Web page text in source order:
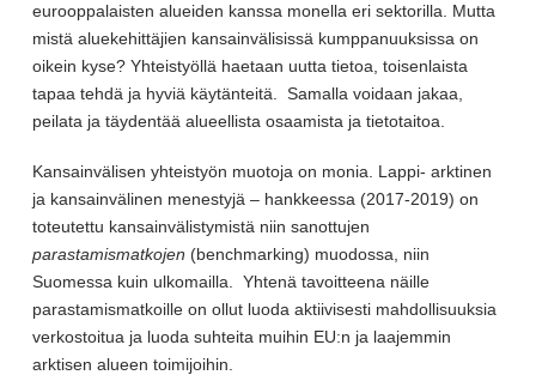
eurooppalaisten alueiden kanssa monella eri sektorilla. Mutta
mistä aluekehittäjien kansainvälisissä kumppanuuksissa on
oikein kyse? Yhteistyöllä haetaan uutta tietoa, toisenlaista
tapaa tehdä ja hyviä käytänteitä. Samalla voidaan jakaa,
peilata ja täydentää alueellista osaamista ja tietotaitoa.
Kansainvälisen yhteistyön muotoja on monia. Lappi- arktinen
ja kansainvälinen menestyjä – hankkeessa (2017-2019) on
toteutettu kansainvälistymistä niin sanottujen
parastamismatkojen (benchmarking) muodossa, niin
Suomessa kuin ulkomailla. Yhtenä tavoitteena näille
parastamismatkoille on ollut luoda aktiivisesti mahdollisuuksia
verkostoitua ja luoda suhteita muihin EU:n ja laajemmin
arktisen alueen toimijoihin.